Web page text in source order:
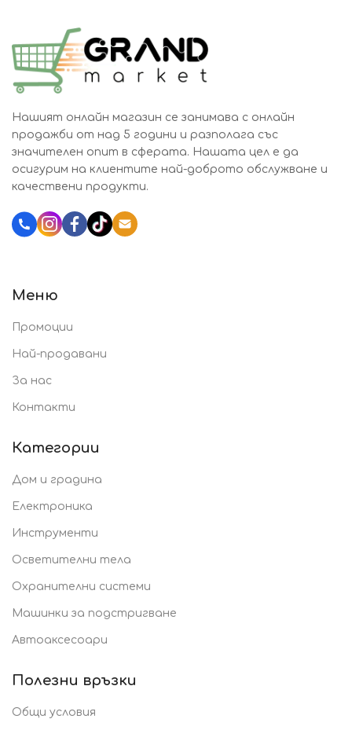
Нашият онлайн магазин се занимава с онлайн
продажби от над 5 години и разполага със
значителен опит в сферата. Нашата цел е да
осигурим на клиентите най-доброто обслужване и
качествени продукти.
Меню
Промоции
Най-продавани
За нас
Контакти
Категории
Дом и градина
Електроника
Инструменти
Осветителни тела
Охранителни системи
Машинки за подстригване
Автоаксесоари
Полезни връзки
Общи условия